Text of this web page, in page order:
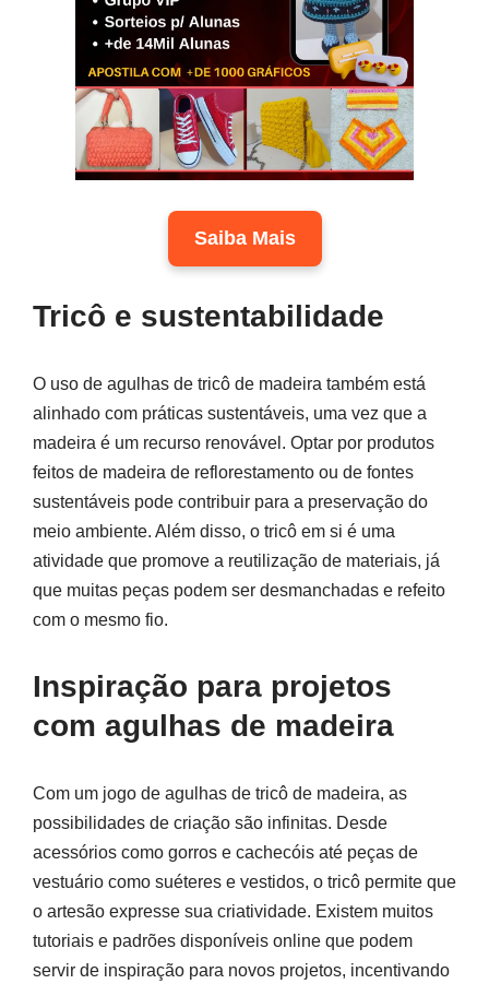
Saiba Mais
Tricô e sustentabilidade
O uso de agulhas de tricô de madeira também está
alinhado com práticas sustentáveis, uma vez que a
madeira é um recurso renovável. Optar por produtos
feitos de madeira de reflorestamento ou de fontes
sustentáveis pode contribuir para a preservação do
meio ambiente. Além disso, o tricô em si é uma
atividade que promove a reutilização de materiais, já
que muitas peças podem ser desmanchadas e refeito
com o mesmo fio.
Inspiração para projetos
com agulhas de madeira
Com um jogo de agulhas de tricô de madeira, as
possibilidades de criação são infinitas. Desde
acessórios como gorros e cachecóis até peças de
vestuário como suéteres e vestidos, o tricô permite que
o artesão expresse sua criatividade. Existem muitos
tutoriais e padrões disponíveis online que podem
servir de inspiração para novos projetos, incentivando